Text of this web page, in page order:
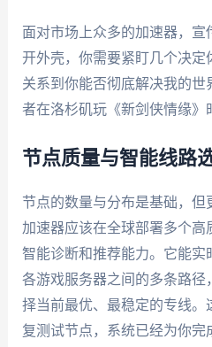
面对市场上众多的加速器，宣
开外壳，你需要紧盯几个决定
关系到你能否彻底解决我的
者在洛杉矶玩《新剑侠情缘》
节点质量与智能线路
节点的数量与分布是基础，但
加速器应该在全球部署多个
智能诊断和推荐能力。它能实
各游戏服务器之间的多条路径
择当前最优、最稳定的专线。
复测试节点，系统已经为你完